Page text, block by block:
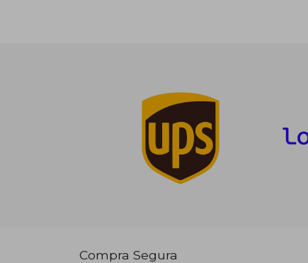
Compra Segura